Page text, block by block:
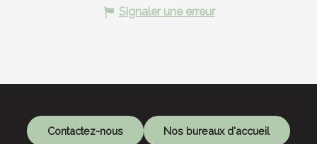
Signaler une erreur
Contactez-nous Nos bureaux d'accueil